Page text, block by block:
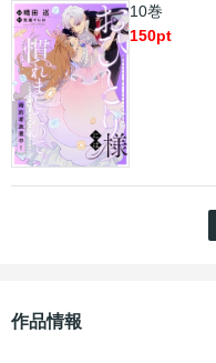
10巻
150pt
作品情報